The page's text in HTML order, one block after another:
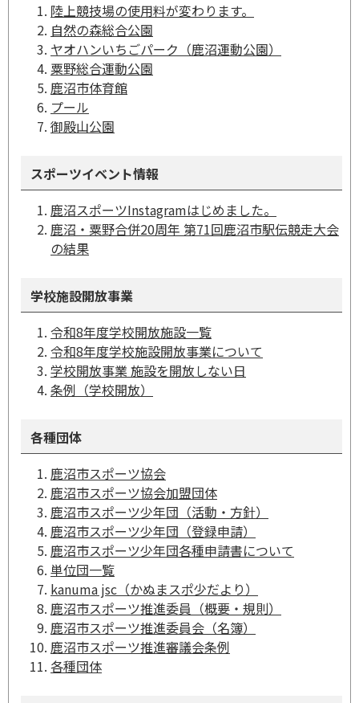
陸上競技場の使用料が変わります。
自然の森総合公園
ヤオハンいちごパーク（鹿沼運動公園）
粟野総合運動公園
鹿沼市体育館
プール
御殿山公園
スポーツイベント情報
鹿沼スポーツInstagramはじめました。
鹿沼・粟野合併20周年 第71回鹿沼市駅伝競走大会
の結果
学校施設開放事業
令和8年度学校開放施設一覧
令和8年度学校施設開放事業について
学校開放事業 施設を開放しない日
条例（学校開放）
各種団体
鹿沼市スポーツ協会
鹿沼市スポーツ協会加盟団体
鹿沼市スポーツ少年団（活動・方針）
鹿沼市スポーツ少年団（登録申請）
鹿沼市スポーツ少年団各種申請書について
単位団一覧
kanuma jsc（かぬまスポ少だより）
鹿沼市スポーツ推進委員（概要・規則）
鹿沼市スポーツ推進委員会（名簿）
鹿沼市スポーツ推進審議会条例
各種団体